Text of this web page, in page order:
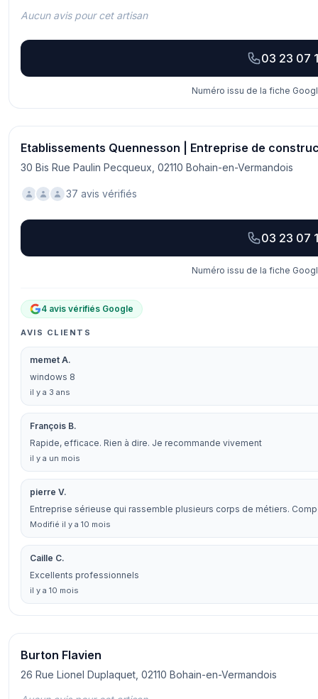
Aucun avis pour cet artisan
03 23 07
Numéro issu de la fiche
Etablissements Quennesson | Entreprise de
30 Bis Rue Paulin Pecqueux, 02110 Bohain-en-Vermandois
37 avis vérifiés
03 23 07
Numéro issu de la fiche
4 avis vérifiés Google
AVIS CLIENTS
memet A.
windows 8
il y a 3 ans
François B.
Rapide, efficace. Rien à dire. Je recommande vivement
il y a un mois
pierre V.
Entreprise sérieuse qui rassemble plusieurs corps de métiers.
Modifié il y a 10 mois
Caille C.
Excellents professionnels
il y a 10 mois
Burton Flavien
26 Rue Lionel Duplaquet, 02110 Bohain-en-Vermandois